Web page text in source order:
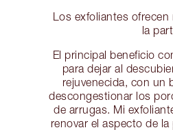
Los exfoliantes
la
El principal beneficio
para dejar al
rejuvenecida, con un
descongestionar los
de arrugas. Mi
renovar el aspecto de